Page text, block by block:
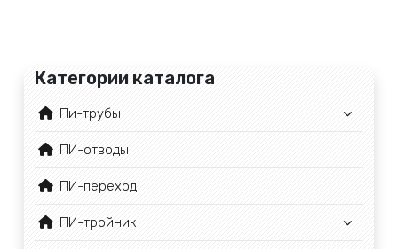
Категории каталога
Пи-трубы
ПИ-отводы
ПИ-переход
ПИ-тройник